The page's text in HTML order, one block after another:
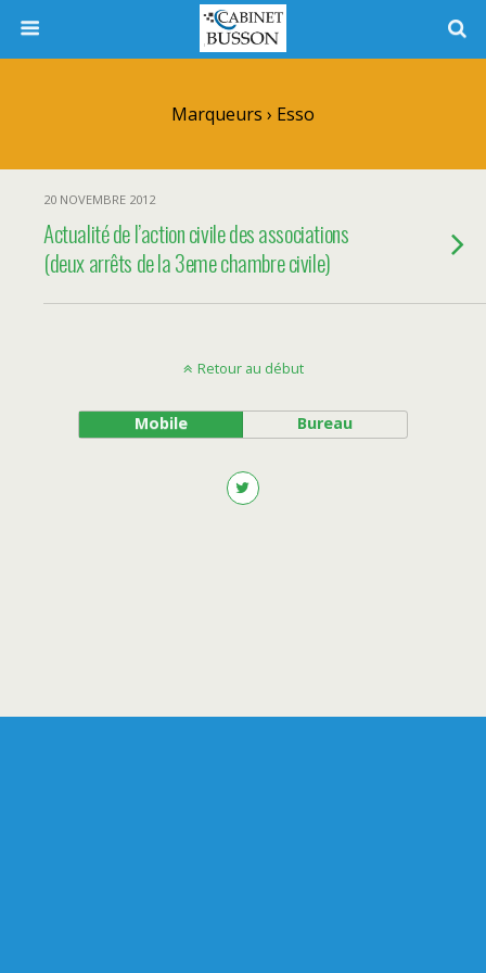
Marqueurs › Esso
20 NOVEMBRE 2012
Actualité de l’action civile des associations
(deux arrêts de la 3eme chambre civile)
Retour au début
Mobile Bureau